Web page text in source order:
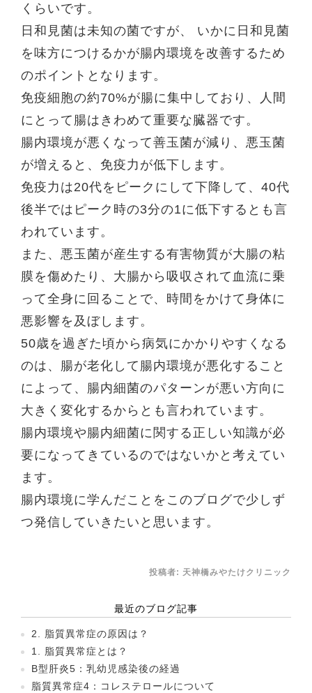
くらいです。
日和見菌は未知の菌ですが、 いかに日和見菌
を味方につけるかが腸内環境を改善するため
のポイントとなります。
免疫細胞の約70%が腸に集中しており、人間
にとって腸はきわめて重要な臓器です。
腸内環境が悪くなって善玉菌が減り、悪玉菌
が増えると、免疫力が低下します。
免疫力は20代をピークにして下降して、40代
後半ではピーク時の3分の1に低下するとも言
われています。
また、悪玉菌が産生する有害物質が大腸の粘
膜を傷めたり、大腸から吸収されて血流に乗
って全身に回ることで、時間をかけて身体に
悪影響を及ぼします。
50歳を過ぎた頃から病気にかかりやすくなる
のは、腸が老化して腸内環境が悪化すること
によって、腸内細菌のパターンが悪い方向に
大きく変化するからとも言われています。
腸内環境や腸内細菌に関する正しい知識が必
要になってきているのではないかと考えてい
ます。
腸内環境に学んだことをこのブログで少しず
つ発信していきたいと思います。
投稿者: 天神橋みやたけクリニック
最近のブログ記事
2. 脂質異常症の原因は？
1. 脂質異常症とは？
B型肝炎5：乳幼児感染後の経過
脂質異常症4：コレステロールについて